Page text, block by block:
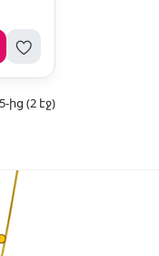
ից (2 էջ)